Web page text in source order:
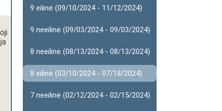
9 eilinė (09/10/2024 - 11/12/2024)
9 neeilinė (09/03/2024 - 09/03/2024)
8 neeilinė (08/13/2024 - 08/13/2024)
8 eilinė (03/10/2024 - 07/18/2024)
7 neeilinė (02/12/2024 - 02/15/2024)